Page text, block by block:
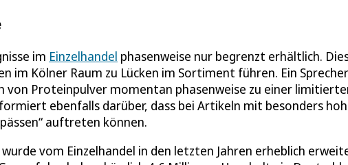
im Einzelhandel phasenweise nur begrenzt erhältlich.
im Kölner Raum zu Lücken im Sortiment führen. Ein
von Proteinpulver momentan phasenweise zu einer
ebenfalls darüber, dass bei Artikeln mit besonders
auftreten können.
vom Einzelhandel in den letzten Jahren erheblich